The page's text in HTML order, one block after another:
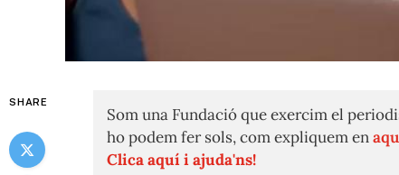
SHARE
Som una Fundació que exercim el
ho podem fer sols, com expliquem en
Clica aquí i ajuda'ns!